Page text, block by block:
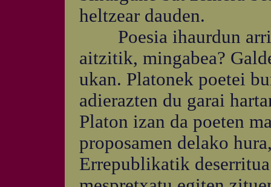
heltzear dauden.
Poesia ihaurdun
aitzitik, mingabea?
ukan. Platonek poetei
adierazten du garai
Platon izan da poeten
proposamen delako
Errepublikatik